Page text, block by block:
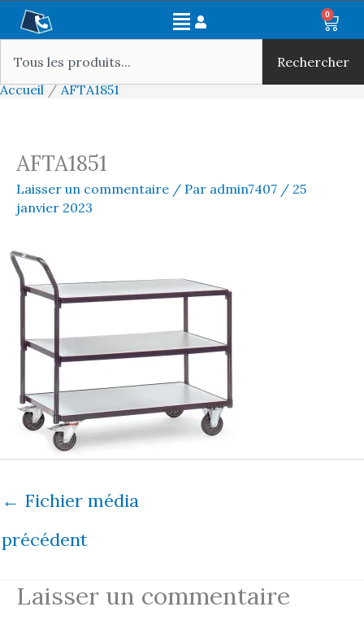
Aller
contenu
Main
0
Rechercher
Accueil
AFTA1851
AFTA1851
Laisser un commentaire / Par admin7407 / 25
janvier 2023
← Fichier média
précédent
Laisser un commentaire